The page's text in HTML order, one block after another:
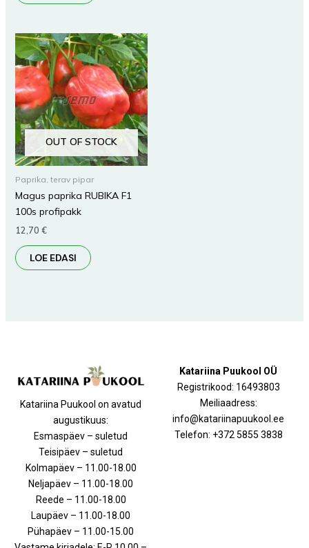
OUT OF STOCK
Paprika, terav pipar
Magus paprika RUBIKA F1
100s profipakk
12,70 €
LOE EDASI
Katariina Puukool on avatud
augustikuus:
Esmaspäev – suletud
Teisipäev – suletud
Kolmapäev – 11.00-18.00
Neljapäev – 11.00-18.00
Reede – 11.00-18.00
Laupäev – 11.00-18.00
Pühapäev – 11.00-15.00
Katariina Puukool OÜ
Registrikood: 16493803
Meiliaadress:
info@katariinapuukool.ee
Telefon: +372 5855 3838